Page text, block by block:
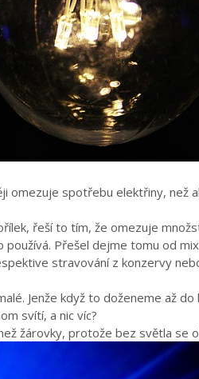
omezuje spotřebu elektřiny, než
řeší to tím, že omezuje
Přešel dejme tomu od
stravování z konzervy
Jenže když to doženeme až
svítí, a nic víc?
žárovky, protože bez světla se